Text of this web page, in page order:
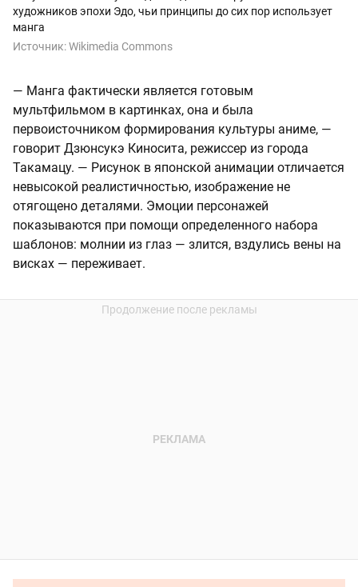
художников эпохи Эдо, чьи принципы до сих пор использует
манга
Источник:Wikimedia Commons
— Манга фактически является готовым
мультфильмом в картинках, она и была
первоисточником формирования культуры аниме, —
говорит Дзюнсукэ Киносита, режиссер из города
Такамацу. — Рисунок в японской анимации отличается
невысокой реалистичностью, изображение не
отягощено деталями. Эмоции персонажей
показываются при помощи определенного набора
шаблонов: молнии из глаз — злится, вздулись вены на
висках — переживает.